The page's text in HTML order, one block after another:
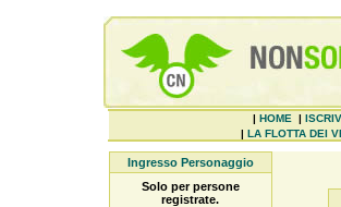
| HOME |
| LA FLOTTA DEI
Ingresso Personaggio
Solo per persone
registrate.